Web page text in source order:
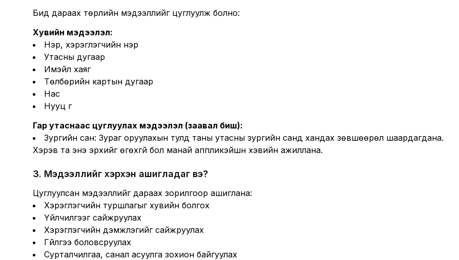
Бид дараах төрлийн мэдээллийг цуглуулж болно:
Хувийн мэдээлэл:
Нэр, хэрэглэгчийн нэр
Утасны дугаар
Имэйл хаяг
Төлбөрийн картын дугаар
Нас
Нууц үг
Гар утаснаас цуглуулах мэдээлэл (заавал биш):
Зургийн сан: Зураг оруулахын тулд таны утасны зургийн санд хандах зөвшөөрөл шаардагдана.
Хэрэв та энэ эрхийг өгөхгүй бол манай аппликэйшн хэвийн ажиллана.
3. Мэдээллийг хэрхэн ашигладаг вэ?
Цуглуулсан мэдээллийг дараах зорилгоор ашиглана:
Хэрэглэгчийн туршлагыг хувийн болгох
Үйлчилгээг сайжруулах
Хэрэглэгчийн дэмжлэгийг сайжруулах
Гүйлгээ боловсруулах
Сурталчилгаа, санал асуулга зохион байгуулах